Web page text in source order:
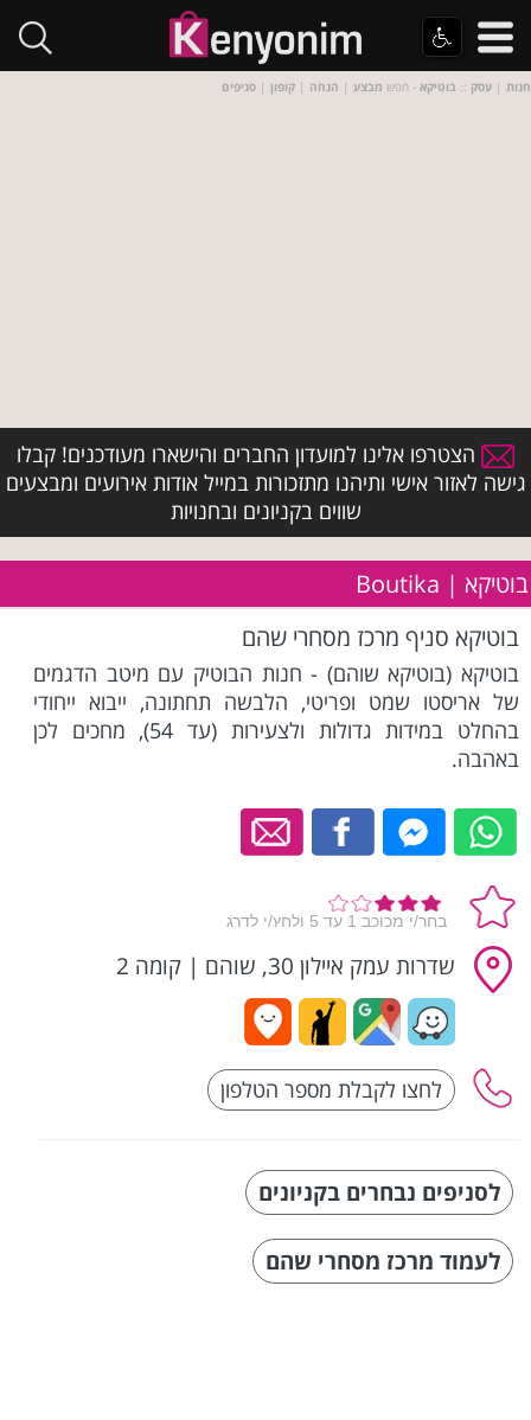
חנות | עסק :: בוטיקא - חפש מבצע | הנחה | קופון | סניפים
הצטרפו אלינו למועדון החברים והישארו מעודכנים! קבלו
גישה לאזור אישי ותיהנו מתזכורות במייל אודות אירועים ומבצעים
שווים בקניונים ובחנויות
בוטיקא | Boutika
בוטיקא סניף מרכז מסחרי שהם
בוטיקא (בוטיקא שוהם) - חנות הבוטיק עם מיטב הדגמים
של אריסטו שמט ופריטי, הלבשה תחתונה, ייבוא ייחודי
בהחלט במידות גדולות ולצעירות (עד 54), מחכים לכן
באהבה.
שדרות עמק איילון 30, שוהם | קומה 2
לסניפים נבחרים בקניונים
לעמוד מרכז מסחרי שהם